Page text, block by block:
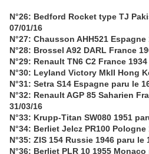
N°26: Bedford Rocket type TJ
07/01/16
N°27: Chausson AHH521
N°28: Brossel A92 DARL France
N°29: Renault TN6 C2 France
N°30: Leyland Victory MkII Hong
N°31: Setra S14 Espagne paru le
N°32: Renault AGP 85 Saharien
31/03/16
N°33: Krupp-Titan SW080 1951
N°34: Berliet Jelcz PR100
N°35: ZIS 154 Russie 1946 paru le
N°36: Berliet PLR 10 1955